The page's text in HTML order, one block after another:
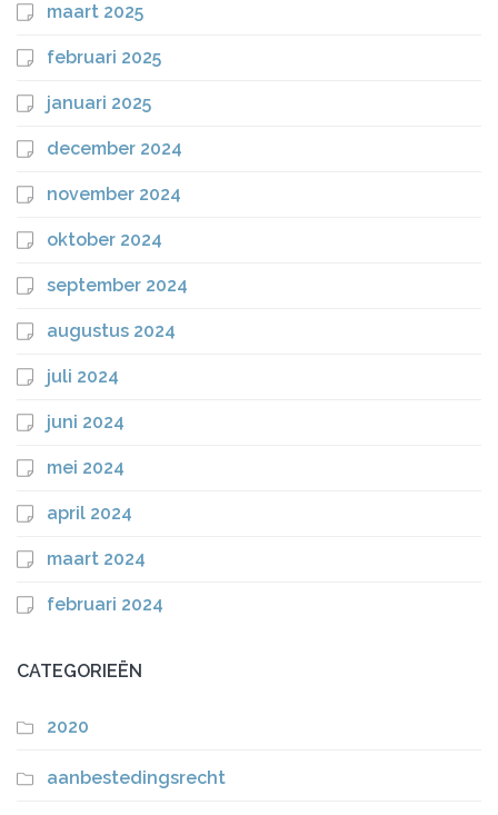
maart 2025
februari 2025
januari 2025
december 2024
november 2024
oktober 2024
september 2024
augustus 2024
juli 2024
juni 2024
mei 2024
april 2024
maart 2024
februari 2024
CATEGORIEËN
2020
aanbestedingsrecht